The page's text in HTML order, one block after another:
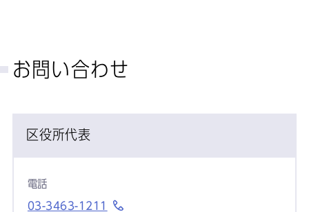
お問い合わせ
区役所代表
電話
03-3463-1211